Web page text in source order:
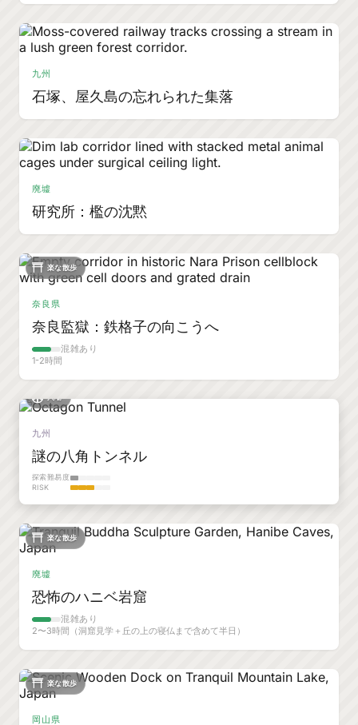
九州
石塚、屋久島の忘れられた集落
廃墟
研究所：檻の沈黙
楽な散歩
奈良県
奈良監獄：鉄格子の向こうへ
混雑あり
1-2時間
九州
謎の八角トンネル
探索難易度
RISK
楽な散歩
廃墟
恐怖のハニベ岩窟
混雑あり
2〜3時間（洞窟見学＋丘の上の寝仏まで含めて半日）
楽な散歩
岡山県